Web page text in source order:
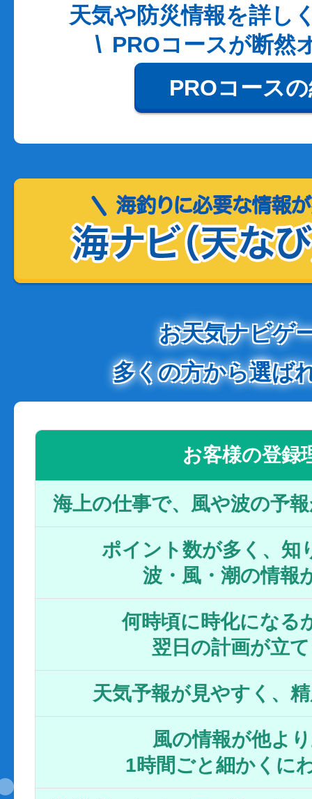
天気や防災情報を詳し
PROコースが断然
PROコース
お天気ナビゲ
多くの方から選ば
お客様の登録
海上の仕事で、風や波の予
ポイント数が多く、知
波・風・潮の情報
何時頃に時化になる
翌日の計画が立
天気予報が見やすく、
風の情報が他よ
1時間ごと細かくに